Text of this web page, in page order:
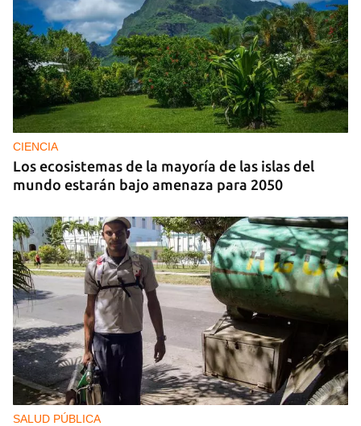
CIENCIA
Los ecosistemas de la mayoría de las islas del
mundo estarán bajo amenaza para 2050
SALUD PÚBLICA